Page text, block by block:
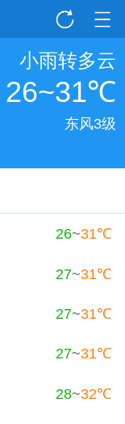
小雨转多云
26~31℃
东风3级
26~31℃
27~31℃
27~31℃
27~31℃
28~32℃